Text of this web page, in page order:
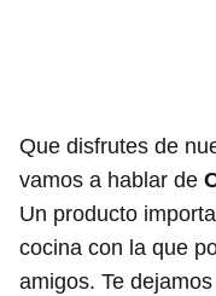
Que disfrutes de
vamos a hablar de
Un producto
cocina con la que
amigos. Te